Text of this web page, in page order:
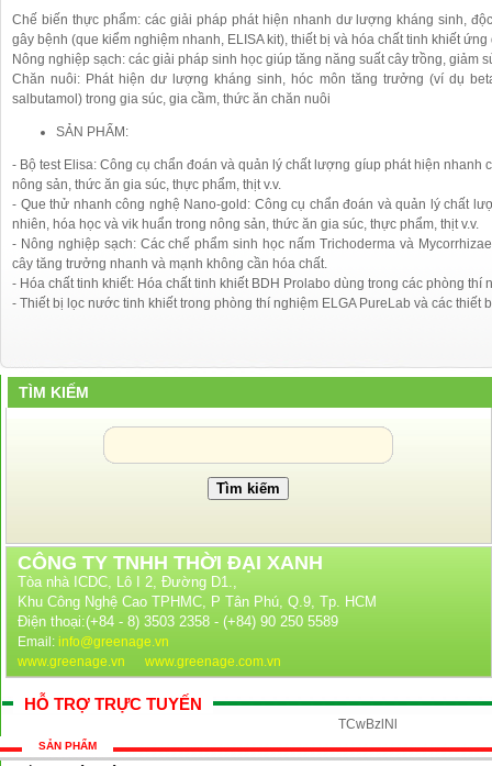
Chế biến thực phẩm: các giải pháp phát hiện nhanh dư lượng kháng sinh,
gây bệnh (que kiểm nghiệm nhanh, ELISA kit), thiết bị và hóa chất tinh khiết
Nông nghiệp sạch: các giải pháp sinh học giúp tăng năng suất cây trồng, giảm
Chăn nuôi: Phát hiện dư lượng kháng sinh, hóc môn tăng trưởng (ví dụ
salbutamol) trong gia súc, gia cầm, thức ăn chăn nuôi
SẢN PHẨM:
- Bộ test Elisa: Công cụ chẩn đoán và quản lý chất lượng gíup phát hiện nhanh
nông sản, thức ăn gia súc, thực phẩm, thịt v.v.
- Que thử nhanh công nghệ Nano-gold: Công cụ chẩn đoán và quản lý chất
nhiên, hóa học và vik huẩn trong nông sản, thức ăn gia súc, thực phẩm, thịt v.v.
- Nông nghiệp sạch: Các chế phẩm sinh học nấm Trichoderma và
cây tăng trưởng nhanh và mạnh không cần hóa chất.
- Hóa chất tinh khiết: Hóa chất tinh khiết BDH Prolabo dùng trong các phòng thí
- Thiết bị lọc nước tinh khiết trong phòng thí nghiệm ELGA PureLab và các thiết
TÌM KIẾM
CÔNG TY TNHH THỜI ĐẠI XANH
Tòa nhà ICDC, Lô I 2, Đường D1.,
Khu Công Nghệ Cao TPHMC, P Tân Phú, Q.9, Tp. HCM
Điện thoại:(+84 - 8) 3503 2358 - (+84) 90 250 5589
Email: info@greenage.vn
www.greenage.vn
www.greenage.com.vn
HỖ TRỢ TRỰC TUYẾN
SẢN PHẨM
TCwBzlNl